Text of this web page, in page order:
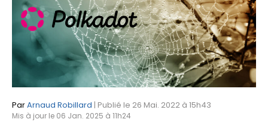
ParArnaud Robillard | Publié le 26 Mai. 2022 à 15h43
Mis à jour le 06 Jan. 2025 à 11h24